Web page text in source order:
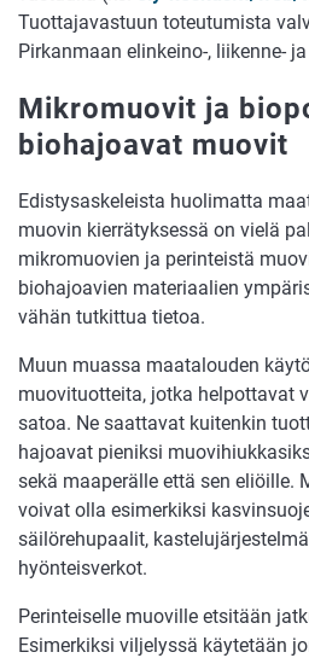
Tuottajavastuun toteutumista
Pirkanmaan elinkeino-, liikenne-
Mikromuovit ja
biohajoavat muovit
Edistysaskeleista huolimatta
muovin kierrätyksessä on vielä
mikromuovien ja perinteistä
biohajoavien materiaalien
vähän tutkittua tietoa.
Muun muassa maatalouden
muovituotteita, jotka helpottavat
satoa. Ne saattavat kuitenkin
hajoavat pieniksi
sekä maaperälle että sen eliöille.
voivat olla esimerkiksi
säilörehupaalit,
hyönteisverkot.
Perinteiselle muoville etsitään
Esimerkiksi viljelyssä käytetään